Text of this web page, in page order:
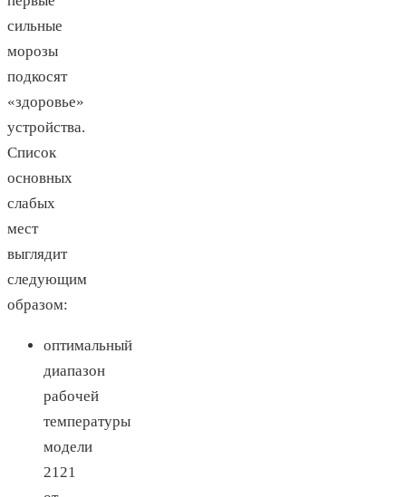
сильные
морозы
подкосят
«здоровье»
устройства.
Список
основных
слабых
мест
выглядит
следующим
образом:
оптимальный
диапазон
рабочей
температуры
модели
2121